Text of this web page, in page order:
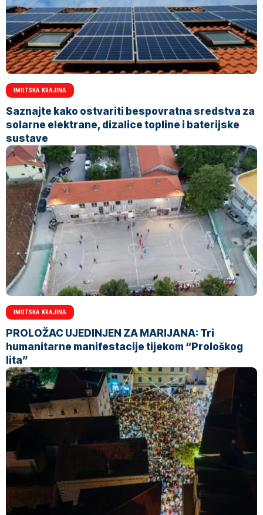
IMOTSKA KRAJINA
Saznajte kako ostvariti bespovratna sredstva za
solarne elektrane, dizalice topline i baterijske
sustave
IMOTSKA KRAJINA
PROLOŽAC UJEDINJEN ZA MARIJANA: Tri
humanitarne manifestacije tijekom “Prološkog
lita”